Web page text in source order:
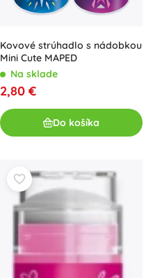
Kovové strúhadlo s nádobkou
Mini Cute MAPED
Na sklade
2,80 €
Do košíka